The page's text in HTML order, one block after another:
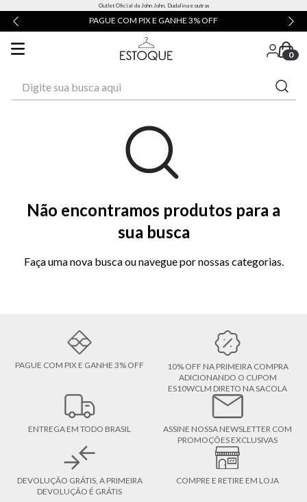
Outlet Oficial da John John, Dudalina e outras
PAGUE COM PIX E GANHE 3% OFF
0
Não encontramos produtos para a
sua busca
Faça uma nova busca ou navegue por nossas categorias.
PAGUE COM PIX E GANHE 3% OFF
10% OFF NA PRIMEIRA COMPRA
ADICIONANDO O CUPOM
ES10WCLM DIRETO NA SACOLA
ENTREGA EM TODO BRASIL
ASSINE NOSSA NEWSLETTER COM
PROMOÇÕES EXCLUSIVAS
DEVOLUÇÃO GRÁTIS, A PRIMEIRA
DEVOLUÇÃO É GRÁTIS
COMPRE E RETIRE EM LOJA